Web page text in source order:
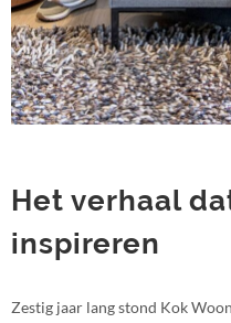
Het verhaal
inspireren
Zestig jaar lang stond Kok